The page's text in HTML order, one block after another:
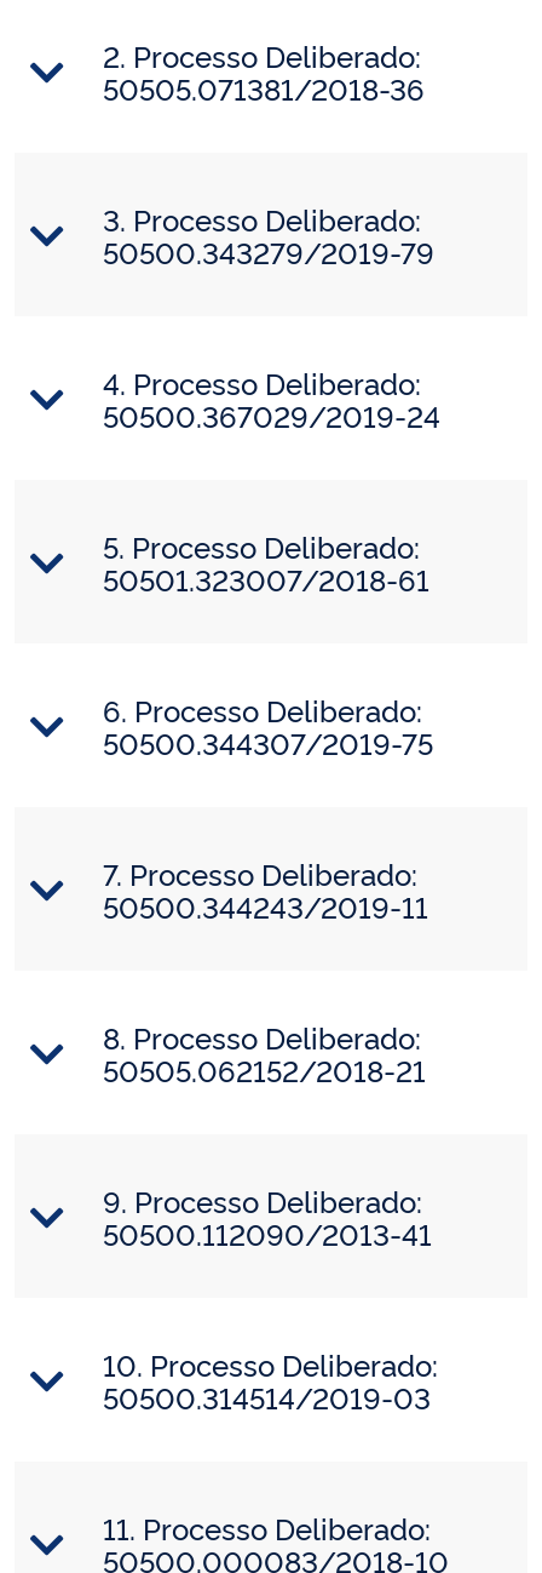
2. Processo Deliberado:
50505.071381/2018-36
3. Processo Deliberado:
50500.343279/2019-79
4. Processo Deliberado:
50500.367029/2019-24
5. Processo Deliberado:
50501.323007/2018-61
6. Processo Deliberado:
50500.344307/2019-75
7. Processo Deliberado:
50500.344243/2019-11
8. Processo Deliberado:
50505.062152/2018-21
9. Processo Deliberado:
50500.112090/2013-41
10. Processo Deliberado:
50500.314514/2019-03
11. Processo Deliberado:
50500.000083/2018-10